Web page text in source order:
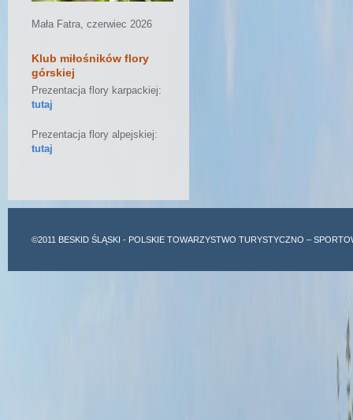
Mała Fatra, czerwiec 2026
Klub miłośników flory
górskiej
Prezentacja flory karpackiej:
tutaj
Prezentacja flory alpejskiej:
tutaj
©2011 BESKID ŚLĄSKI - POLSKIE TOWARZYSTWO TURYSTYCZNO –